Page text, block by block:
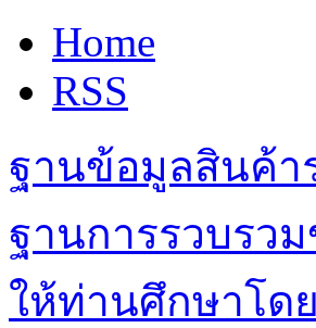
Home
RSS
ฐานข้อมูลสินค้า
ฐานการรวบรว
ให้ท่านศึกษาโด